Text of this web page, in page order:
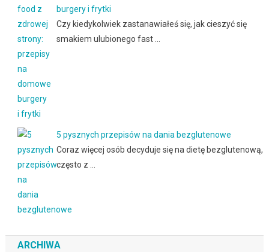
burgery i frytki
Czy kiedykolwiek zastanawiałeś się, jak cieszyć się
smakiem ulubionego fast …
5 pysznych przepisów na dania bezglutenowe
Coraz więcej osób decyduje się na dietę bezglutenową,
często z …
ARCHIWA